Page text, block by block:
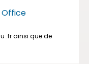
Office
.fr ainsi que de